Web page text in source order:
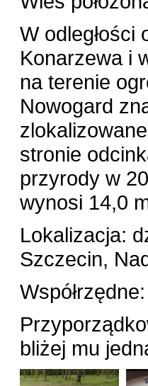
W odległości
Konarzewa i
na terenie
Nowogard
stronie
przyrody w
wynosi 14,0
Lokalizacja:
Szczecin,
bliżej mu